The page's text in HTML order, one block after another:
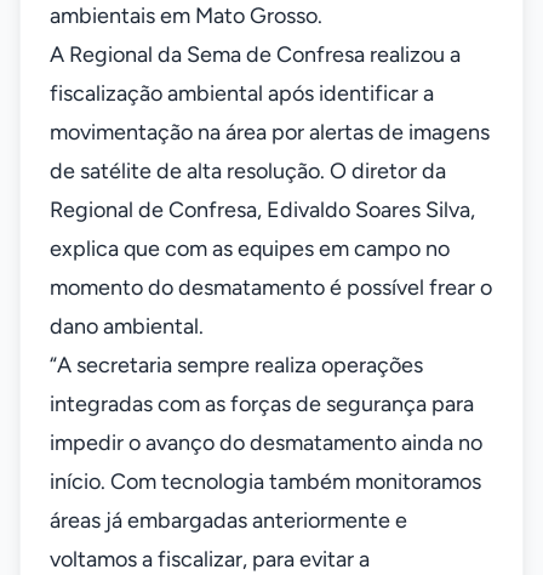
ambientais em Mato Grosso.
A Regional da Sema de Confresa realizou a
fiscalização ambiental após identificar a
movimentação na área por alertas de imagens
de satélite de alta resolução. O diretor da
Regional de Confresa, Edivaldo Soares Silva,
explica que com as equipes em campo no
momento do desmatamento é possível frear o
dano ambiental.
“A secretaria sempre realiza operações
integradas com as forças de segurança para
impedir o avanço do desmatamento ainda no
início. Com tecnologia também monitoramos
áreas já embargadas anteriormente e
voltamos a fiscalizar, para evitar a